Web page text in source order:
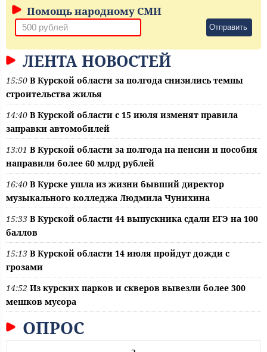
Помощь народному СМИ
Отправить
ЛЕНТА НОВОСТЕЙ
15:50 В Курской области за полгода снизились темпы
строительства жилья
14:40 В Курской области с 15 июля изменят правила
заправки автомобилей
13:01 В Курской области за полгода на пенсии и пособия
направили более 60 млрд рублей
16:40 В Курске ушла из жизни бывший директор
музыкального колледжа Людмила Чунихина
15:33 В Курской области 44 выпускника сдали ЕГЭ на 100
баллов
15:13 В Курской области 14 июля пройдут дожди с
грозами
14:52 Из курских парков и скверов вывезли более 300
мешков мусора
ОПРОС